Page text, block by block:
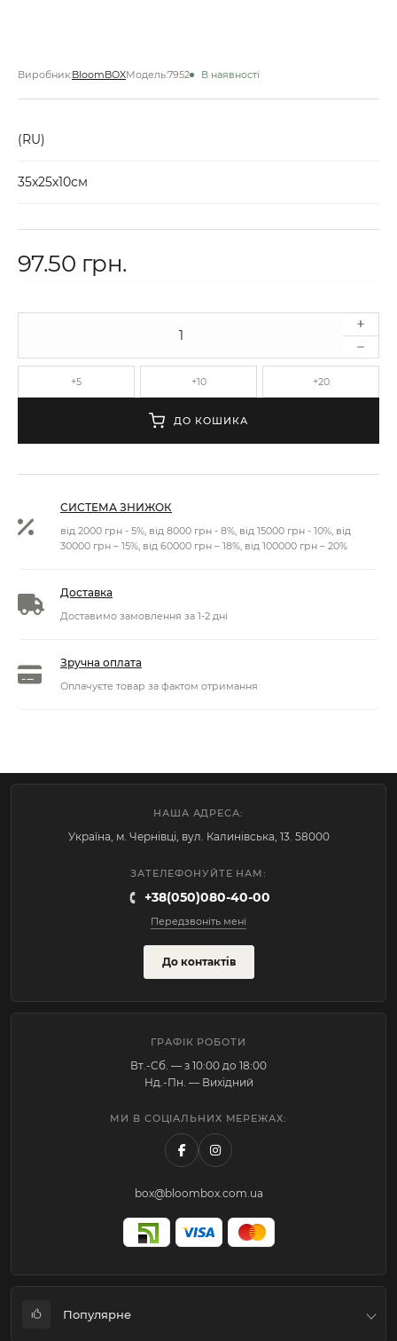
Виробник:BloomBOXМодель:7952 В наявності
(RU)
35х25х10см
97.50 грн.
+5 +10 +20
ДО КОШИКА
СИСТЕМА ЗНИЖОК
від 2000 грн - 5%, від 8000 грн - 8%, від 15000 грн - 10%, від
30000 грн – 15%, від 60000 грн – 18%, від 100000 грн – 20%
Доставка
Доставимо замовлення за 1-2 дні
Зручна оплата
Оплачуєте товар за фактом отримання
НАША АДРЕСА:
Україна, м. Чернівці, вул. Калинівська, 13. 58000
ЗАТЕЛЕФОНУЙТЕ НАМ:
+38(050)080-40-00
Передзвоніть мені
До контактів
ГРАФІК РОБОТИ
Вт.-Cб. — з 10:00 до 18:00
Нд.-Пн. — Вихідний
МИ В СОЦІАЛЬНИХ МЕРЕЖАХ:
box@bloombox.com.ua
Популярне